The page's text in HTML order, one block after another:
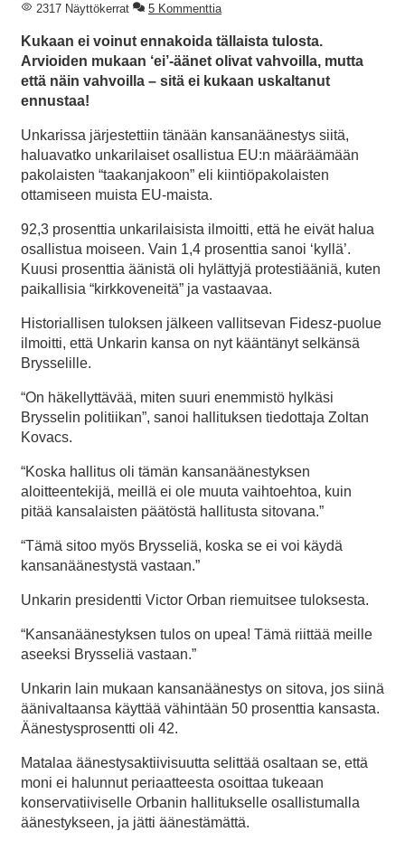
2317 Näyttökerrat
5 Kommenttia
Kukaan ei voinut ennakoida tällaista tulosta.
Arvioiden mukaan ‘ei’-äänet olivat vahvoilla, mutta
että näin vahvoilla – sitä ei kukaan uskaltanut
ennustaa!
Unkarissa järjestettiin tänään kansanäänestys siitä,
haluavatko unkarilaiset osallistua EU:n määräämään
pakolaisten “taakanjakoon” eli kiintiöpakolaisten
ottamiseen muista EU-maista.
92,3 prosenttia unkarilaisista ilmoitti, että he eivät halua
osallistua moiseen. Vain 1,4 prosenttia sanoi ‘kyllä’.
Kuusi prosenttia äänistä oli hylättyjä protestiääniä, kuten
paikallisia “kirkkoveneitä” ja vastaavaa.
Historiallisen tuloksen jälkeen vallitsevan Fidesz-puolue
ilmoitti, että Unkarin kansa on nyt kääntänyt selkänsä
Brysselille.
“On häkellyttävää, miten suuri enemmistö hylkäsi
Brysselin politiikan”, sanoi hallituksen tiedottaja Zoltan
Kovacs.
“Koska hallitus oli tämän kansanäänestyksen
aloitteentekijä, meillä ei ole muuta vaihtoehtoa, kuin
pitää kansalaisten päätöstä hallitusta sitovana.”
“Tämä sitoo myös Brysseliä, koska se ei voi käydä
kansanäänestystä vastaan.”
Unkarin presidentti Victor Orban riemuitsee tuloksesta.
“Kansanäänestyksen tulos on upea! Tämä riittää meille
aseeksi Brysseliä vastaan.”
Unkarin lain mukaan kansanäänestys on sitova, jos siinä
äänivaltaansa käyttää vähintään 50 prosenttia kansasta.
Äänestysprosentti oli 42.
Matalaa äänestysaktiivisuutta selittää osaltaan se, että
moni ei halunnut periaatteesta osoittaa tukeaan
konservatiiviselle Orbanin hallitukselle osallistumalla
äänestykseen, ja jätti äänestämättä.